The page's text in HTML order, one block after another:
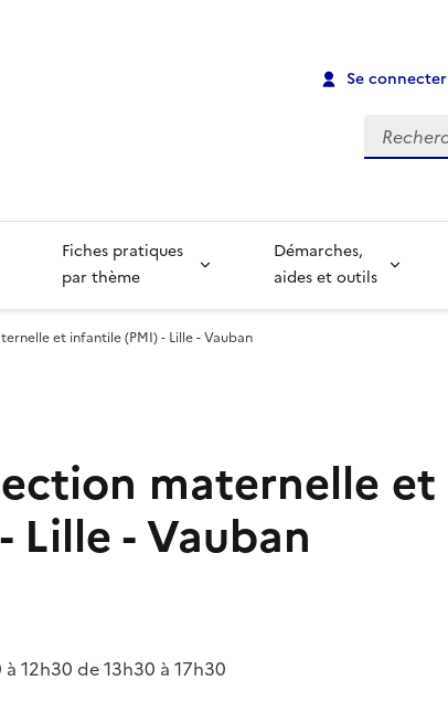
Se connecter
Recherche
Fiches pratiques
par thème
Démarches,
aides et outils
et infantile (PMI) - Lille - Vauban
maternelle et
Lille - Vauban
12h30 de 13h30 à 17h30